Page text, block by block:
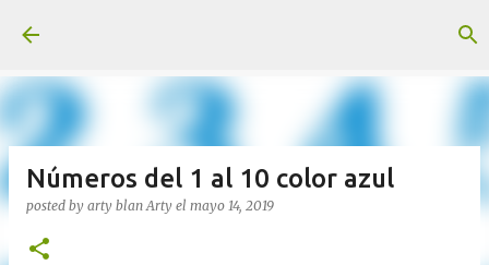
Números del 1 al 10 color azul
posted by arty blanArty el mayo 14, 2019